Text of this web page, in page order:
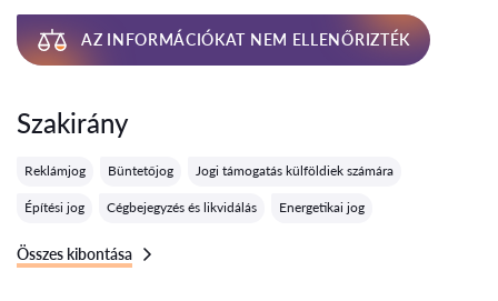
AZ INFORMÁCIÓKAT NEM ELLENŐRIZTÉK
Szakirány
Reklámjog Büntetőjog Jogi támogatás külföldiek számára
Építési jog Cégbejegyzés és likvidálás Energetikai jog
Összes kibontása